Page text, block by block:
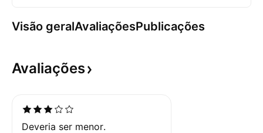
Visão geralAvaliaçõesPublicações
Avaliações
Deveria ser menor.